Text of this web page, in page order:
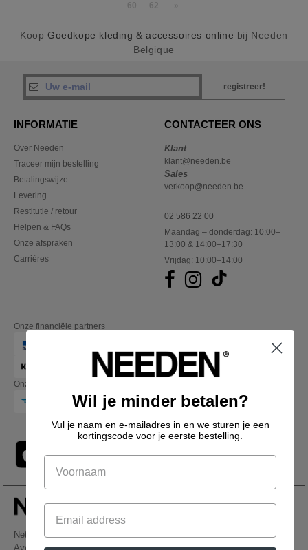
60
62 »
KoopGoedkope kleding & accessoires online bij Needen
Belgique
registreer!
INFORMATIE
Over Needen
Traceer mijn bestelling
Betalingswijze
Levering
Restitutie / retour
Helpen & FAQs
Onze afspraken
Carrières
CONTACTEER ONS
Klant
klant@needen.be
Sales
verkoop@needen.be
02 586 22 00
Maandag – donderdag: 10:00–
13:00 & 14:00–17:30
Vrijdag: 10:00–14:00
Onze financiële partners
Onze transporteurs
Netenders Belgium SRL
Avenue Hermann-Debroux 54, 1160, Bruxelles
Wil je minder betalen?
Vul je naam en e-mailadres in en we sturen je een
kortingscode voor je eerste bestelling.